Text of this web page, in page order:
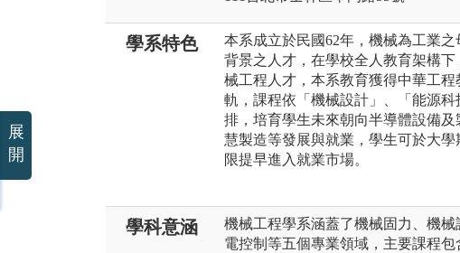
學系特色
本系成立於民國62年，機械為工業
背景之人才，在學校全人教育架構
械工程人才，本系教育獲得中華工
軌，課程依「機械設計」、「能源
排，培育學生未來朝向半導體設備
慧製造等發展與就業，學生可於大
限提早進入就業市場。
學科意涵
機械工程學系涵蓋了機械固力、機
電控制等五個專業領域，主要課程
展
開